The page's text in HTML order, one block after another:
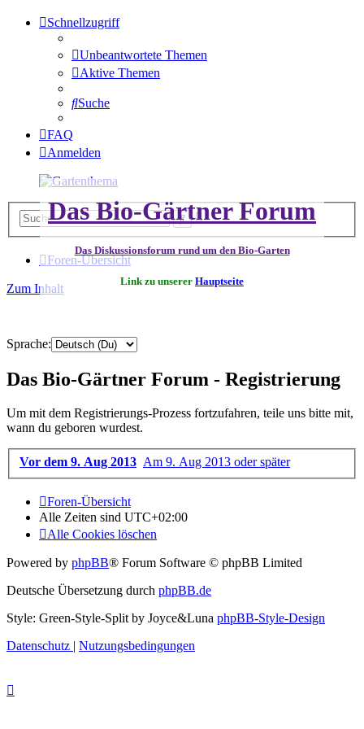
Schnellzugriff
Unbeantwortete Themen
Aktive Themen
Suche
FAQ
Anmelden
Das Bio-Gärtner Forum
Das Diskussionsforum rund um den Bio-Garten
Link zu unserer Hauptseite
SucheErweiterte
Foren-Übersicht
Zum Inhalt
Sprache:
Das Bio-Gärtner Forum - Registrierung
Um mit dem Registrierungs-Prozess fortzufahren, teile uns bitte mit,
wann du geboren wurdest.
Vor dem 9. Aug 2013 Am 9. Aug 2013 oder später
Foren-Übersicht
Alle Zeiten sind UTC+02:00
Alle Cookies löschen
Powered by phpBB® Forum Software © phpBB Limited
Deutsche Übersetzung durch phpBB.de
Style: Green-Style-Split by Joyce&Luna phpBB-Style-Design
Datenschutz | Nutzungsbedingungen